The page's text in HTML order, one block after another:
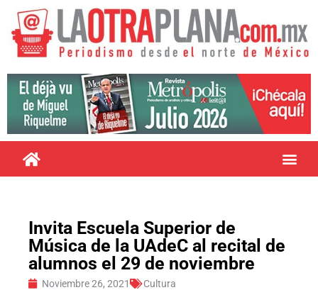
Invita Escuela Superior de
Música de la UAdeC al recital de
alumnos el 29 de noviembre
Noviembre 26, 2021 Cultura